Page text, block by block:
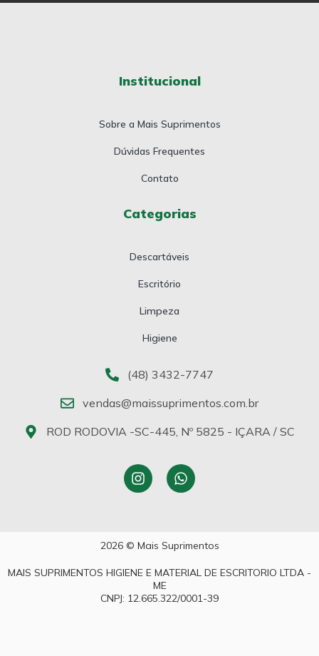
Institucional
Sobre a Mais Suprimentos
Dúvidas Frequentes
Contato
Categorias
Descartáveis
Escritório
Limpeza
Higiene
(48) 3432-7747
vendas@maissuprimentos.com.br
ROD RODOVIA -SC-445, Nº 5825 - IÇARA / SC
2026 © Mais Suprimentos
MAIS SUPRIMENTOS HIGIENE E MATERIAL DE ESCRITORIO LTDA -
ME
CNPJ: 12.665.322/0001-39